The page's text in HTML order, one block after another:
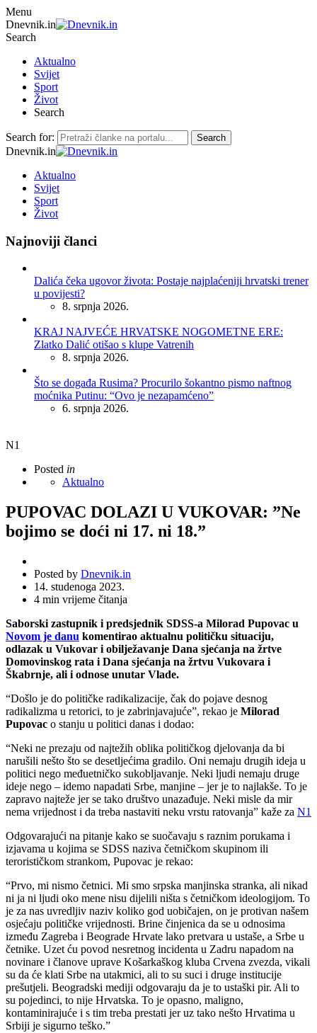
Menu
Dnevnik.in
Search
Aktualno
Svijet
Sport
Život
Search
Search for: Search
Dnevnik.in
Aktualno
Svijet
Sport
Život
Najnoviji članci
Dalića čeka ugovor života: Postaje najplaćeniji hrvatski trener
u povijesti?
8. srpnja 2026.
KRAJ NAJVEĆE HRVATSKE NOGOMETNE ERE:
Zlatko Dalić otišao s klupe Vatrenih
8. srpnja 2026.
Što se događa Rusima? Procurilo šokantno pismo naftnog
moćnika Putinu: “Ovo je nezapamćeno”
6. srpnja 2026.
N1
Posted in
Aktualno
PUPOVAC DOLAZI U VUKOVAR: ”Ne
bojimo se doći ni 17. ni 18.”
Posted by Dnevnik.in
14. studenoga 2023.
4 min vrijeme čitanja
Saborski zastupnik i predsjednik SDSS-a Milorad Pupovac u
Novom je danu komentirao aktualnu političku situaciju,
odlazak u Vukovar i obilježavanje Dana sjećanja na žrtve
Domovinskog rata i Dana sjećanja na žrtvu Vukovara i
Škabrnje, ali i odnose unutar Vlade.
“Došlo je do političke radikalizacije, čak do pojave desnog
radikalizma u retorici, to je zabrinjavajuće”, rekao je Milorad
Pupovac o stanju u politici danas i dodao:
“Neki ne prezaju od najtežih oblika političkog djelovanja da bi
narušili nešto što se desetljećima gradilo. Oni nemaju drugih ideja u
politici nego međuetničko sukobljavanje. Neki ljudi nemaju druge
ideje nego – idemo napadati Srbe, manjine – jer je to najlakše. To je
zapravo najteže jer se tako društvo unazađuje. Neki misle da mir
nema vrijednost i da treba nastaviti neku vrstu ratovanja” kaže za N1
Odgovarajući na pitanje kako se suočavaju s raznim porukama i
izjavama u kojima se SDSS naziva četničkom skupinom ili
terorističkom strankom, Pupovac je rekao:
“Prvo, mi nismo četnici. Mi smo srpska manjinska stranka, ali nikad
ni ja ni ljudi oko mene nisu dijelili ništa s četničkom ideologijom. To
je za nas uvredljiv naziv koliko god uobičajen, on je protivan našem
osjećaju političke vrijednosti. Brine činjenica da se u odnosima
između Zagreba i Beograde Hrvate lako pretvara u ustaše, a Srbe u
četnike. Uzet ću povod nesretnog incidenta u Zadru napadom na
novinare i članove uprave Košarkaškog kluba Crvena zvezda, vikali
su da će klati Srbe na utakmici, ali to su suci i druge institucije
prešutjeli. Beogradski mediji odgovaraju da je to ustaški pir. Ali to
su pojedinci, to nije Hrvatska. To je opasno, maligno,
kontaminirajuće i s tim treba prestati jer uz tako nešto Hrvatima u
Srbiji je sigurno teško.”